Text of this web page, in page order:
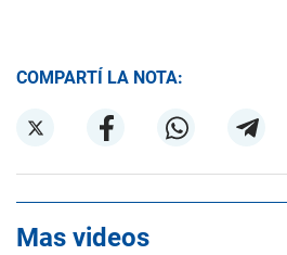
COMPARTÍ LA NOTA:
Mas videos